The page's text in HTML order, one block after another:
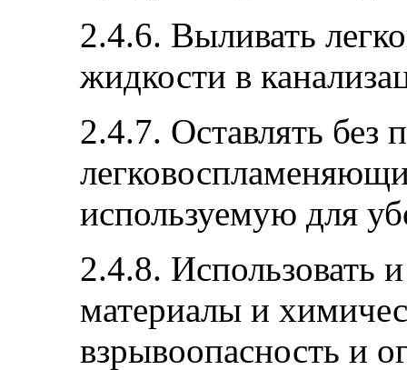
2.4.6. Выливать
жидкости в
2.4.7. Оставлять без
используемую для
2.4.8. Использовать
материалы и
взрывоопасность и